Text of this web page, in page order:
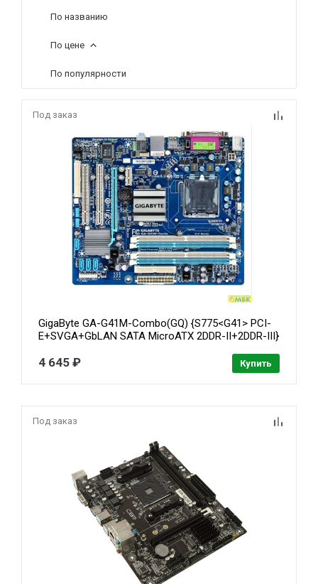
По названию
По цене
По популярности
Под заказ
GigaByte GA-G41M-Combo(GQ) {S775<G41> PCI-
E+SVGA+GbLAN SATA MicroATX 2DDR-II+2DDR-III}
4 645 ₽ Купить
Под заказ